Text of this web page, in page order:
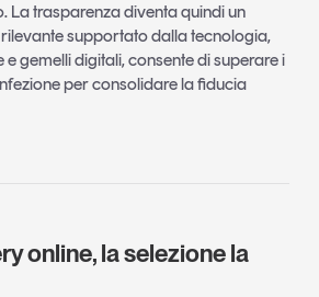
La trasparenza diventa quindi un
supportato dalla tecnologia,
e gemelli digitali, consente di superare i
per consolidare la fiducia
online, la selezione la